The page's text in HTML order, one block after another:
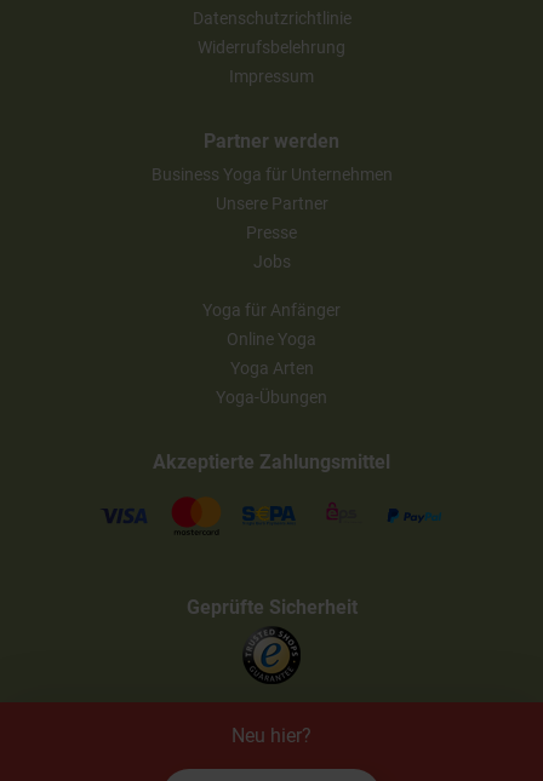
Datenschutzrichtlinie
Widerrufsbelehrung
Impressum
Partner werden
Business Yoga für Unternehmen
Unsere Partner
Presse
Jobs
Yoga für Anfänger
Online Yoga
Yoga Arten
Yoga-Übungen
Akzeptierte Zahlungsmittel
Geprüfte Sicherheit
Neu hier?